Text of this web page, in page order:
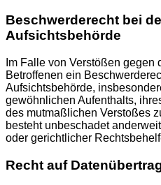
Beschwerde­recht bei
Aufsichts­behörde
Im Falle von Verstößen gegen
Betroffenen ein
Aufsichtsbehörde,
gewöhnlichen Aufenthalts,
des mutmaßlichen Verstoßes
besteht unbeschadet
oder gerichtlicher
Recht auf